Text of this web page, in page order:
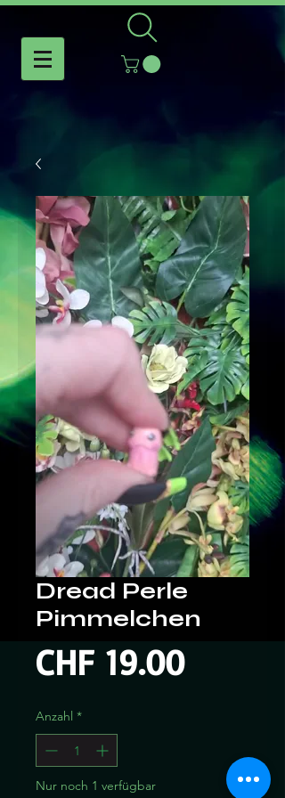
Dread Perle
Pimmelchen
CHF 19.00Preis
Anzahl *
Nur noch 1 verfügbar